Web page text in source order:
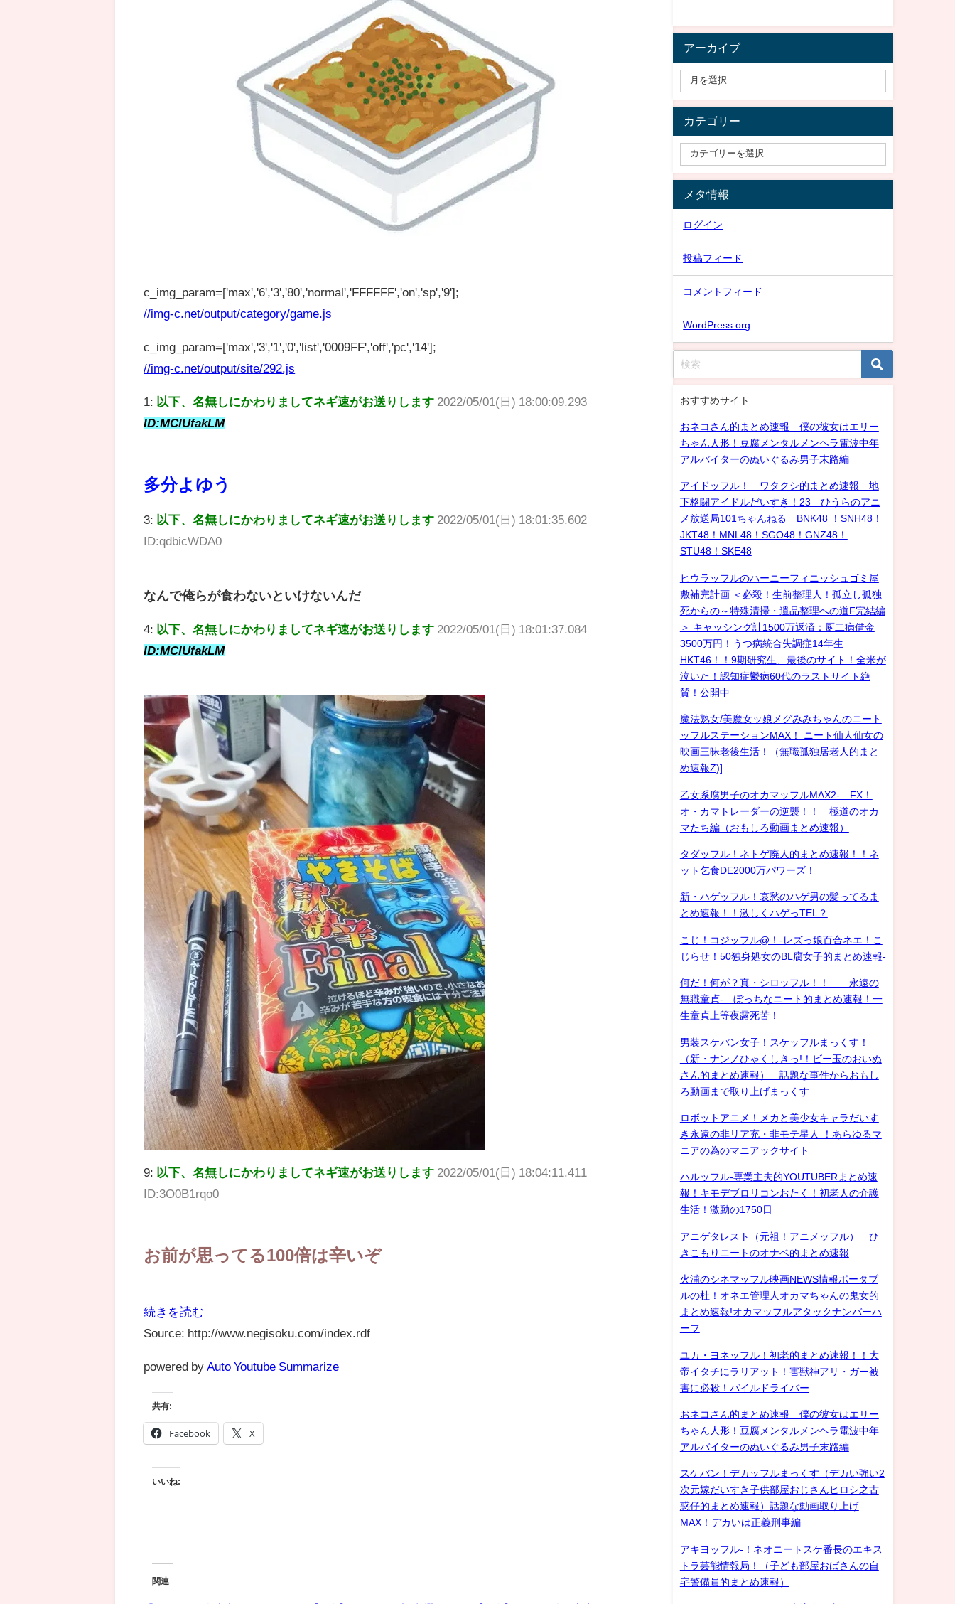
c_img_param=['max','6','3','80','normal','FFFFFF','on','sp','9'];
//img-c.net/output/category/game.js
c_img_param=['max','3','1','0','list','0009FF','off','pc','14'];
//img-c.net/output/site/292.js
1: 以下、名無しにかわりましてネギ速がお送りします 2022/05/01(日) 18:00:09.293
ID:MClUfakLM
多分よゆう
3: 以下、名無しにかわりましてネギ速がお送りします 2022/05/01(日) 18:01:35.602
ID:qdbicWDA0
なんで俺らが食わないといけないんだ
4: 以下、名無しにかわりましてネギ速がお送りします 2022/05/01(日) 18:01:37.084
ID:MClUfakLM
9: 以下、名無しにかわりましてネギ速がお送りします 2022/05/01(日) 18:04:11.411
ID:3O0B1rqo0
お前が思ってる100倍は辛いぞ
続きを読む
Source: http://www.negisoku.com/index.rdf
powered by Auto Youtube Summarize
共有:
Facebook X
いいね:
関連
アーカイブ
カテゴリー
メタ情報
ログイン
投稿フィード
コメントフィード
WordPress.org
おすすめサイト
おネコさん的まとめ速報 僕の彼女はエリー
ちゃん人形！豆腐メンタルメンヘラ電波中年
アルバイターのぬいぐるみ男子末路編
アイドッフル！ ワタクシ的まとめ速報 地
下格闘アイドルだいすき！23 ひうらのアニ
メ放送局101ちゃんねる BNK48 ！SNH48！
JKT48！MNL48！SGO48！GNZ48！
STU48！SKE48
ヒウラッフルのハーニーフィニッシュゴミ屋
敷補完計画 ＜必殺！生前整理人！孤立し孤独
死からの～特殊清掃・遺品整理への道F完結編
＞ キャッシング計1500万返済：厨二病借金
3500万円！うつ病統合失調症14年生
HKT46！！9期研究生、最後のサイト！全米が
泣いた！認知症鬱病60代のラストサイト絶
賛！公開中
魔法熟女/美魔女ッ娘メグみみちゃんのニート
ッフルステーションMAX！ ニート仙人仙女の
映画三昧老後生活！（無職孤独居老人的まと
め速報Z)]
乙女系腐男子のオカマッフルMAX2- FX！
オ・カマトレーダーの逆襲！！ 極道のオカ
マたち編（おもしろ動画まとめ速報）
タダッフル！ネトゲ廃人的まとめ速報！！ネ
ット乞食DE2000万パワーズ！
新・ハゲッフル！哀愁のハゲ男の髪ってるま
とめ速報！！激しくハゲっTEL？
こじ！コジッフル@！-レズっ娘百合ネエ！こ
じらせ！50独身処女のBL腐女子的まとめ速報-
何だ！何が？真・シロッフル！！ 永遠の
無職童貞- ぼっちなニート的まとめ速報！一
生童貞上等夜露死苦！
男装スケバン女子！スケッフルまっくす！
（新・ナンノひゃくしきっ!！ビー玉のおいぬ
さん的まとめ速報） 話題な事件からおもし
ろ動画まで取り上げまっくす
ロボットアニメ！メカと美少女キャラだいす
き永遠の非リア充・非モテ星人 ！あらゆるマ
ニアの為のマニアックサイト
ハルッフル-専業主夫的YOUTUBERまとめ速
報！キモデブロリコンおたく！初老人の介護
生活！激動の1750日
アニゲタレスト（元祖！アニメッフル） ひ
きこもりニートのオナベ的まとめ速報
火浦のシネマッフル映画NEWS情報ポータブ
ルの杜！オネエ管理人オカマちゃんの鬼女的
まとめ速報!オカマッフルアタックナンバーハ
ーフ
ユカ・ヨネッフル！初老的まとめ速報！！大
帝イタチにラリアット！害獣神アリ・ガー被
害に必殺！パイルドライバー
おネコさん的まとめ速報 僕の彼女はエリー
ちゃん人形！豆腐メンタルメンヘラ電波中年
アルバイターのぬいぐるみ男子末路編
スケバン！デカッフルまっくす（デカい強い2
次元嫁だいすき子供部屋おじさんヒロシ之古
惑仔的まとめ速報）話題な動画取り上げ
MAX！デカいは正義刑事編
アキヨッフル-！ネオニートスケ番長のエキス
トラ芸能情報局！（子ども部屋おばさんの自
宅警備員的まとめ速報）